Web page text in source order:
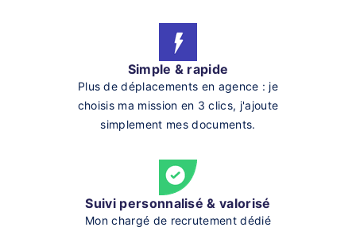
Simple & rapide
Plus de déplacements en agence : je
choisis ma mission en 3 clics, j'ajoute
simplement mes documents.
Suivi personnalisé & valorisé
Mon chargé de recrutement dédié